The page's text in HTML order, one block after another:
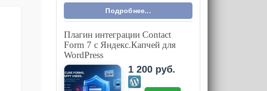
Подробнее...
Плагин интеграции Contact
Form 7 с Яндекс.Капчей для
WordPress
1 200 руб.